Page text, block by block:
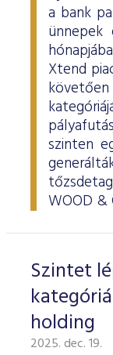
a bank
Xtend
szinten
WOOD
Szintet
holding
2025. dec. 19.